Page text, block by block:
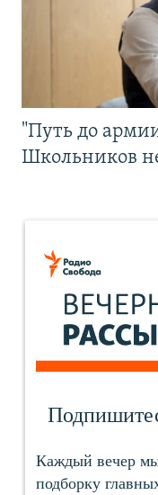
"Путь до
Школьников